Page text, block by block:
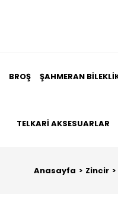
BROŞ ŞAHMERAN
TELKARI AKSESUARLAR
Anasayfa Zincir